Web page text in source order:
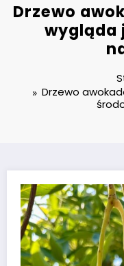
Drzewo
wygląda
Drzewo